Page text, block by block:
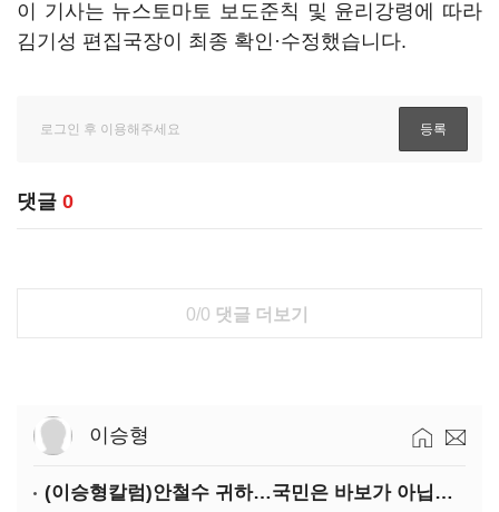
이 기사는 뉴스토마토 보도준칙 및 윤리강령에 따라
김기성 편집국장이 최종 확인·수정했습니다.
댓글 0
0/0 댓글 더보기
이승형
(이승형칼럼)안철수 귀하…국민은 바보가 아닙니다